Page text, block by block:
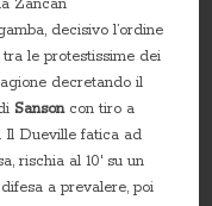
Zancan
decisivo l’ordine
le protestissime dei
decretando il
Sansoncon tiro a
Il Dueville fatica ad
rischia al 10′ su un
a prevalere, poi